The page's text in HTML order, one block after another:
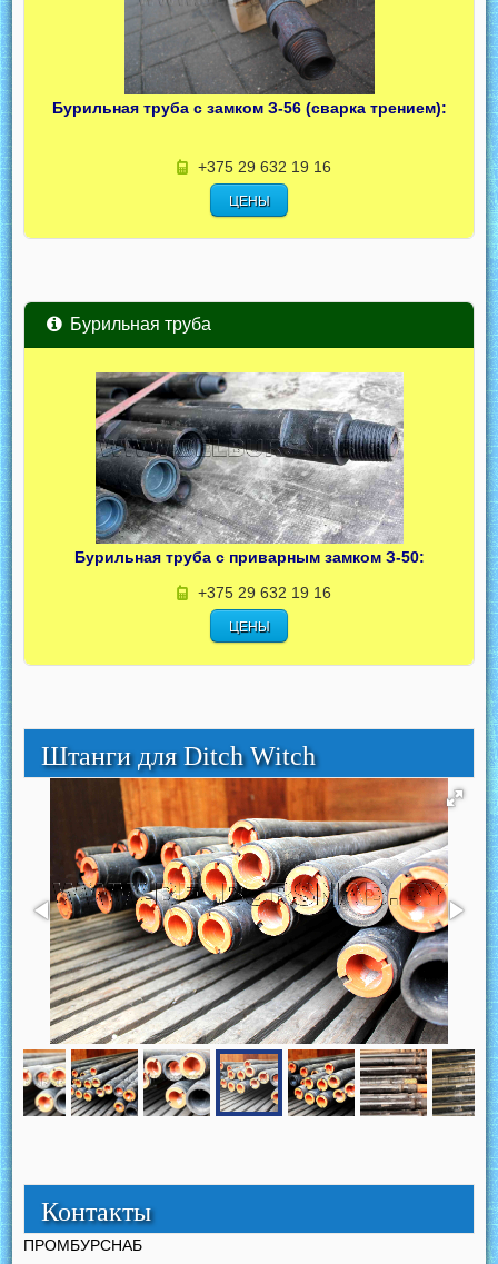
Бурильная труба с замком З-56 (сварка трением):
+375 29 632 19 16
ЦЕНЫ
Бурильная труба
Бурильная труба с приварным замком З-50:
+375 29 632 19 16
ЦЕНЫ
Штанги для Ditch Witch
Контакты
ПРОМБУРСНАБ